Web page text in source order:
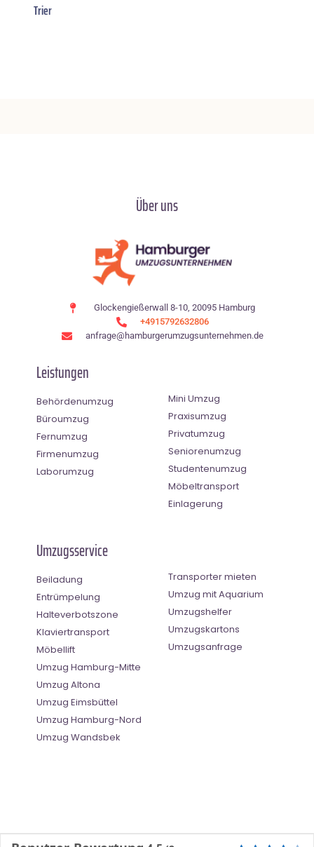
Trier
Über uns
Glockengießerwall 8-10, 20095 Hamburg
+4915792632806
anfrage@hamburgerumzugsunternehmen.de
Leistungen
Behördenumzug
Büroumzug
Fernumzug
Firmenumzug
Laborumzug
Mini Umzug
Praxisumzug
Privatumzug
Seniorenumzug
Studentenumzug
Möbeltransport
Einlagerung
Umzugsservice
Beiladung
Entrümpelung
Halteverbotszone
Klaviertransport
Möbellift
Umzug Hamburg-Mitte
Umzug Altona
Umzug Eimsbüttel
Umzug Hamburg-Nord
Umzug Wandsbek
Transporter mieten
Umzug mit Aquarium
Umzugshelfer
Umzugskartons
Umzugsanfrage